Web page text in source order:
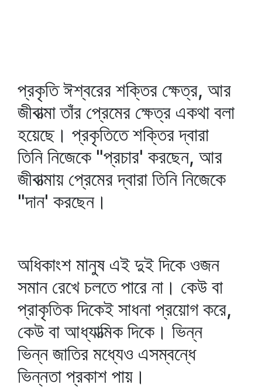
প্রকৃতি ঈশ্বরের শক্তির ক্ষেত্র, আর
জীবাত্মা তাঁর প্রেমের ক্ষেত্র একথা বলা
হয়েছে। প্রকৃতিতে শক্তির দ্বারা
তিনি নিজেকে "প্রচার' করছেন, আর
জীবাত্মায় প্রেমের দ্বারা তিনি নিজেকে
"দান' করছেন।
অধিকাংশ মানুষ এই দুই দিকে ওজন
সমান রেখে চলতে পারে না। কেউ বা
প্রাকৃতিক দিকেই সাধনা প্রয়োগ করে,
কেউ বা আধ্যাত্মিক দিকে। ভিন্ন
ভিন্ন জাতির মধ্যেও এসম্বন্ধে
ভিন্নতা প্রকাশ পায়।